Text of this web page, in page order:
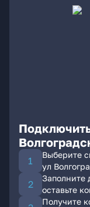
Выберите
ул
Заполните
оставьте
Получите